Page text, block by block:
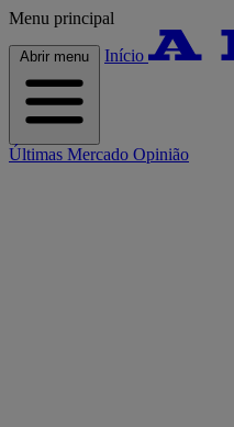
Menu principal
Abrir menu Início
Últimas Mercado Opinião